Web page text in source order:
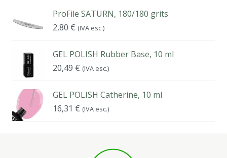
ProFile SATURN, 180/180 grits
2,80 € (IVA esc.)
GEL POLISH Rubber Base, 10 ml
20,49 € (IVA esc.)
GEL POLISH Catherine, 10 ml
16,31 € (IVA esc.)